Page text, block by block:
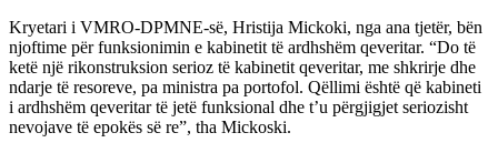
Kryetari i VMRO-DPMNE-së, Hristija Mickoki, nga ana tjetër, bën
njoftime për funksionimin e kabinetit të ardhshëm qeveritar. “Do të
ketë një rikonstruksion serioz të kabinetit qeveritar, me shkrirje dhe
ndarje të resoreve, pa ministra pa portofol. Qëllimi është që kabineti
i ardhshëm qeveritar të jetë funksional dhe t’u përgjigjet seriozisht
nevojave të epokës së re”, tha Mickoski.